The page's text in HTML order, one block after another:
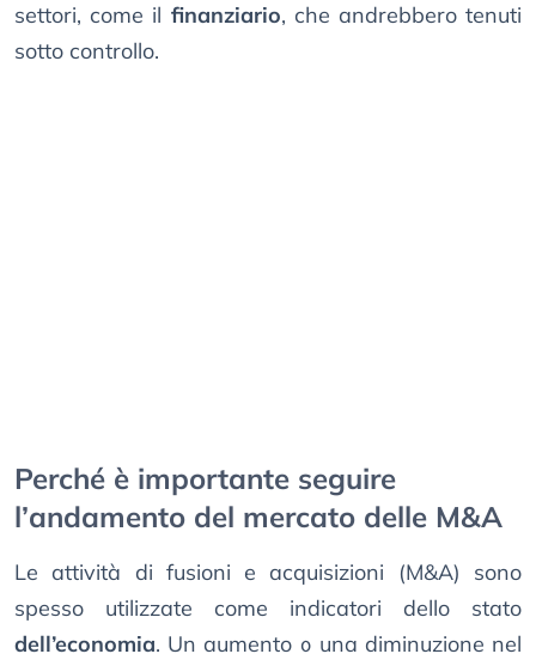
settori, come il finanziario, che andrebbero tenuti
sotto controllo.
Perché è importante seguire
l’andamento del mercato delle M&A
Le attività di fusioni e acquisizioni (M&A) sono
spesso utilizzate come indicatori dello stato
dell’economia. Un aumento o una diminuzione nel